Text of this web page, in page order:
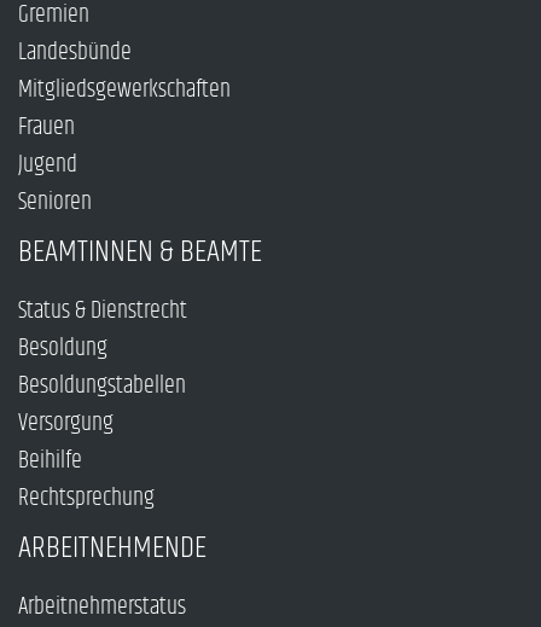
Gremien
Landesbünde
Mitgliedsgewerkschaften
Frauen
Jugend
Senioren
BEAMTINNEN & BEAMTE
Status & Dienstrecht
Besoldung
Besoldungstabellen
Versorgung
Beihilfe
Rechtsprechung
ARBEITNEHMENDE
Arbeitnehmerstatus